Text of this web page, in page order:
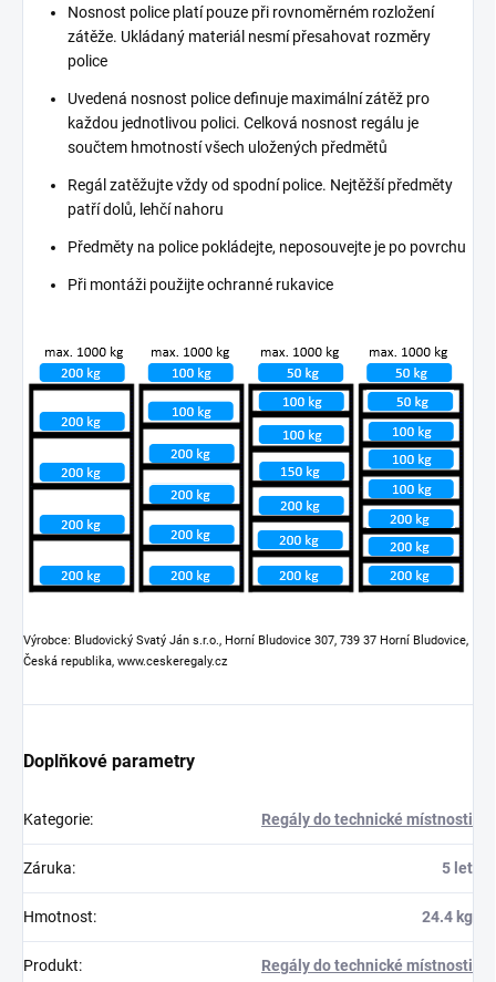
Nosnost police platí pouze při rovnoměrném rozložení
zátěže. Ukládaný materiál nesmí přesahovat rozměry
police
Uvedená nosnost police definuje maximální zátěž pro
každou jednotlivou polici. Celková nosnost regálu je
součtem hmotností všech uložených předmětů
Regál zatěžujte vždy od spodní police. Nejtěžší předměty
patří dolů, lehčí nahoru
Předměty na police pokládejte, neposouvejte je po povrchu
Při montáži použijte ochranné rukavice
Výrobce: Bludovický Svatý Ján s.r.o., Horní Bludovice 307, 739 37 Horní Bludovice,
Česká republika, www.ceskeregaly.cz
Doplňkové parametry
Kategorie: Regály do technické místnosti
Záruka: 5 let
Hmotnost: 24.4 kg
Produkt: Regály do technické místnosti